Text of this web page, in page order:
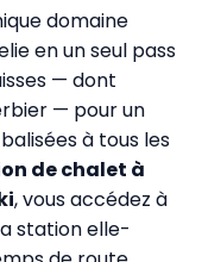
domaine
en un seul pass
— dont
— pour un
à tous les
de chalet à
, vous accédez à
station elle-